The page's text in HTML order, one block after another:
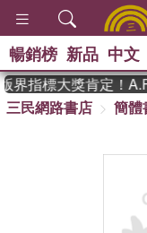
暢銷榜 新品 中文
指標大獎肯定！
三民網路書店
簡體